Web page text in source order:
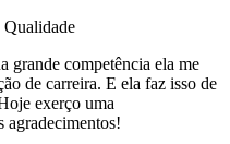
Qualidade
grande competência ela me
de carreira. E ela faz isso de
exerço uma
agradecimentos!